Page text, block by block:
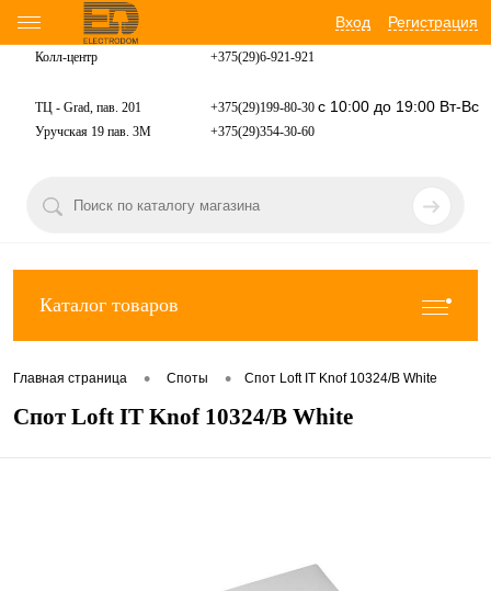
Вход Регистрация
Колл-центр +375(29)6-921-921
ТЦ - Grad, пав. 201 +375(29)199-80-30 с 10:00 до 19:00 Вт-Вс
Уручская 19 пав. 3М +375(29)354-30-60
Каталог товаров
Главная страница • Споты • Спот Loft IT Knof 10324/B White
Спот Loft IT Knof 10324/B White